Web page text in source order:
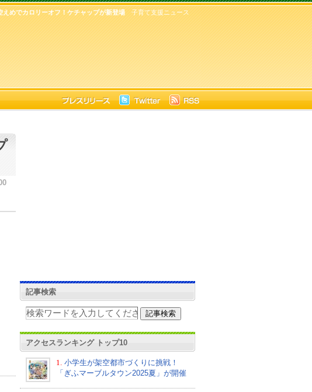
子育て支援ニュース
えめでカロリーオフ！ケチャップが新登場
記事検索
アクセスランキング トップ10
1.
小学生が架空都市づくりに挑戦！
「ぎふマーブルタウン2025夏」が開催